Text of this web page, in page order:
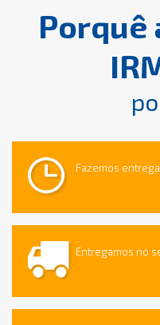
Porquê
Fazemos
Entregamos no